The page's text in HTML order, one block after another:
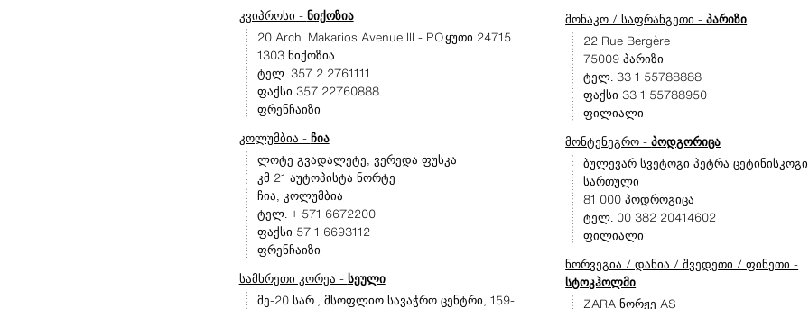
კვიპროსი - ნიქოზია
20 Arch. Makarios Avenue III - P.O.ყუთი 24715
1303 ნიქოზია
ტელ. 357 2 2761111
ფაქსი 357 22760888
ფრენჩაიზი
კოლუმბია - ჩია
ლოტე გვადალეტე, ვერედა ფუსკა
კმ 21 აუტოპისტა ნორტე
ჩია, კოლუმბია
ტელ. + 571 6672200
ფაქსი 57 1 6693112
ფრენჩაიზი
სამხრეთი კორეა - სეული
მე-20 სარ., მსოფლიო სავაჭრო ცენტრი, 159-
მონაკო / საფრანგეთი -პარიზი
22 Rue Bergère
75009 პარიზი
ტელ. 33 1 55788888
ფაქსი 33 1 55788950
ფილიალი
მონტენეგრო -პოდგორიცა
ბულევარ სვეტოგი პეტრა ცეტინისკოგი
სართული
81 000 პოდროგიცა
ტელ. 00 382 20414602
ფილიალი
ნორვეგია / დანია / შვედეთი / ფინეთი -
სტოკჰოლმი
ZARA ნორჟე AS